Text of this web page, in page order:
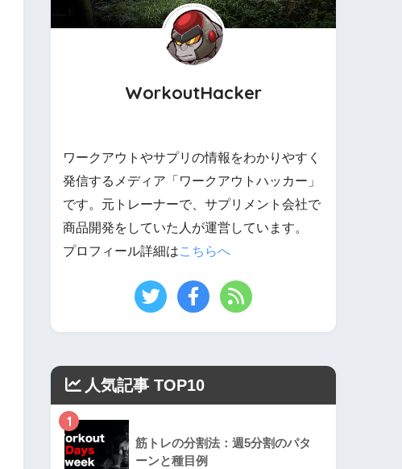
WorkoutHacker
ワークアウトやサプリの情報をわかりやすく
発信するメディア「ワークアウトハッカー」
です。元トレーナーで、サプリメント会社で
商品開発をしていた人が運営しています。
プロフィール詳細はこちらへ
人気記事 TOP10
1
筋トレの分割法：週5分割のパタ
ーンと種目例